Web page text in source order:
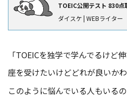
TOEIC公開テスト 830点
ダイスケ | WEBライター
「TOEICを独学で学んでるけど
座を受けたいけどどれが良いかわ
このように悩んでいる人もいる